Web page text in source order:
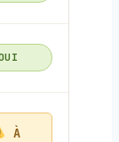
À